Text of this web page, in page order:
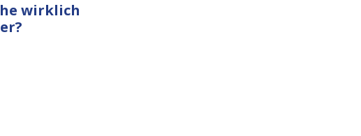
wirklich